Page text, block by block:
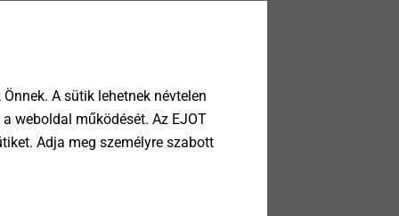
A sütik lehetnek névtelen
weboldal működését. Az EJOT
Adja meg személyre szabott